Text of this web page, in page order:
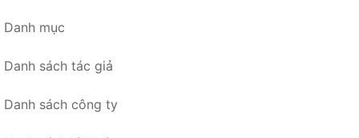
Danh mục
Danh sách tác giả
Danh sách công ty